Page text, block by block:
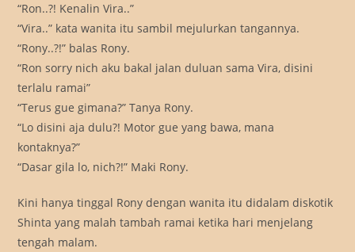
“Ron..?! Kenalin Vira..”
“Vira..” kata wanita itu sambil mejulurkan tangannya.
“Rony..?!” balas Rony.
“Ron sorry nich aku bakal jalan duluan sama Vira, disini
terlalu ramai”
“Terus gue gimana?” Tanya Rony.
“Lo disini aja dulu?! Motor gue yang bawa, mana
kontaknya?”
“Dasar gila lo, nich?!” Maki Rony.
Kini hanya tinggal Rony dengan wanita itu didalam diskotik
Shinta yang malah tambah ramai ketika hari menjelang
tengah malam.